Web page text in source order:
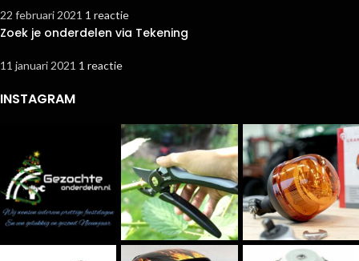
22 februari 2021 1 reactie
Zoek je onderdelen via Tekening
11 januari 2021 1 reactie
INSTAGRAM